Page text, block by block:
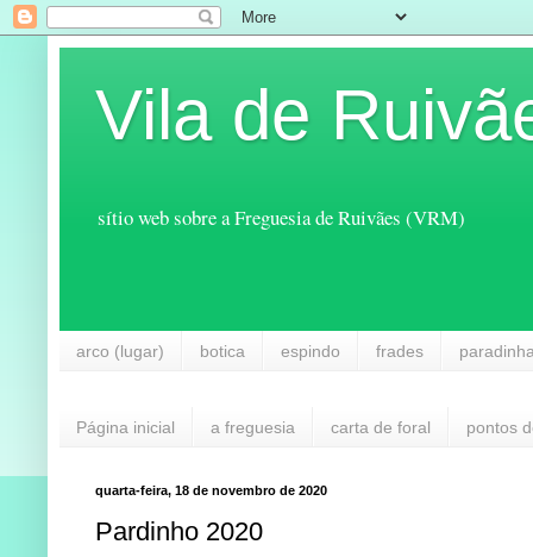
Vila de
sítio web sobre a Freguesia de Ruivães (VRM)
arco (lugar) botica espindo frades
Página inicial a freguesia carta de foral pontos
quarta-feira, 18 de novembro de 2020
Pardinho 2020